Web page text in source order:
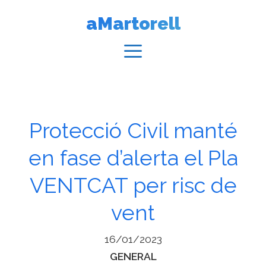
aMartorell
Protecció Civil manté
en fase d’alerta el Pla
VENTCAT per risc de
vent
16/01/2023
Categories
GENERAL